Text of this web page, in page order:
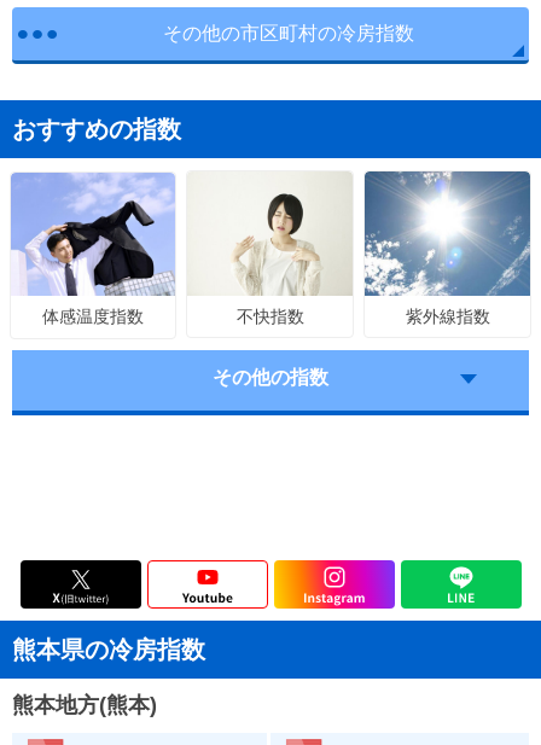
その他の市区町村の冷房指数
おすすめの指数
体感温度指数 不快指数 紫外線指数
その他の指数
熊本県の冷房指数
熊本地方(熊本)